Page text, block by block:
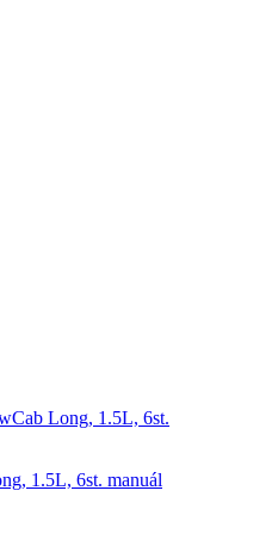
1.5L, 6st. manuál